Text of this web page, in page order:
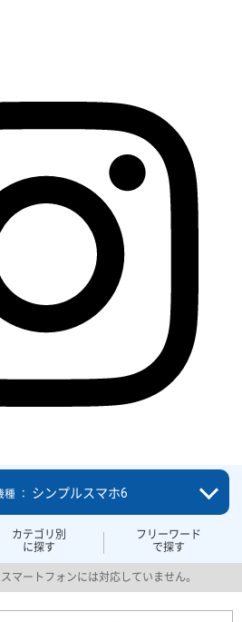
カテゴリ別
に探す
フリーワード
で探す
： シンプルスマホ6
マートフォンには対応していません。